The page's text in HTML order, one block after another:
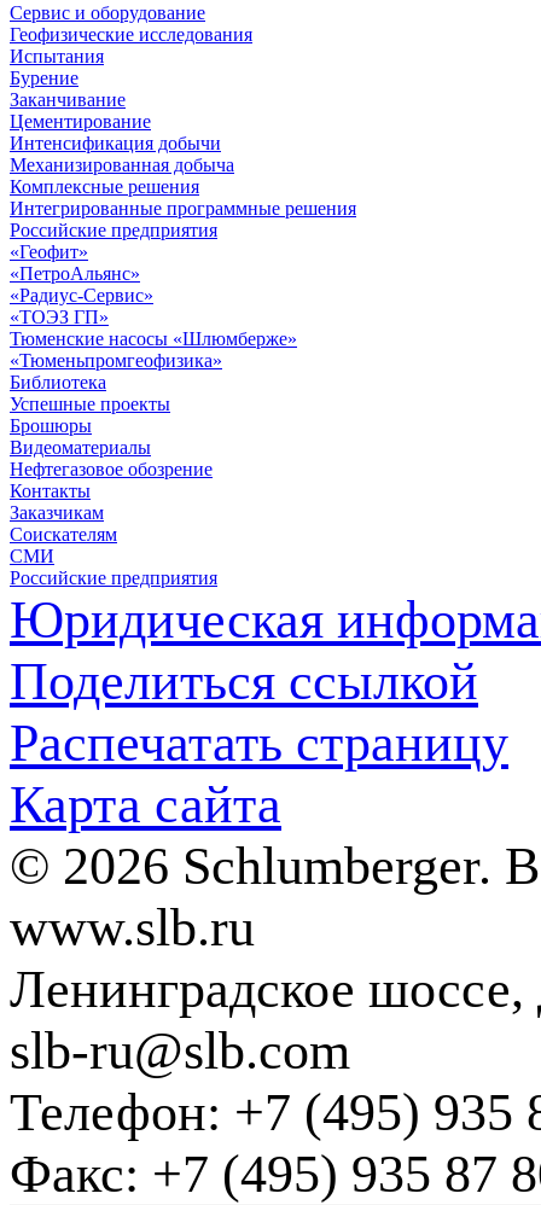
Сервис и оборудование
Геофизические исследования
Испытания
Бурение
Заканчивание
Цементирование
Интенсификация добычи
Механизированная добыча
Комплексные решения
Интегрированные программные решения
Российские предприятия
«Геофит»
«ПетроАльянс»
«Радиус-Сервис»
«ТОЭЗ ГП»
Тюменские насосы «Шлюмберже»
«Тюменьпромгеофизика»
Библиотека
Успешные проекты
Брошюры
Видеоматериалы
Нефтегазовое обозрение
Контакты
Заказчикам
Соискателям
СМИ
Российские предприятия
Юридическая
Поделиться ссылкой
Распечатать страницу
Карта сайта
© 2026 Schlumberger.
www.slb.ru
Ленинградское
slb-ru@slb.com
Телефон: +7 (495) 935
Факс: +7 (495) 935 87